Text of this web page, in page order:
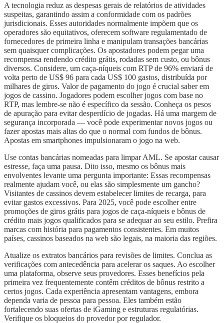
A tecnologia reduz as despesas gerais de relatórios de atividades
suspeitas, garantindo assim a conformidade com os padrões
jurisdicionais. Esses autoridades normalmente impõem que os
operadores são equitativos, oferecem software regulamentado de
fornecedores de primeira linha e manipulam transações bancárias
sem quaisquer complicações. Os apostadores podem pegar uma
recompensa rendendo crédito grátis, rodadas sem custo, ou bônus
diversos. Considere, um caça-níqueis com RTP de 96% enviará de
volta perto de US$ 96 para cada US$ 100 gastos, distribuída por
milhares de giros. Valor de pagamento do jogo é crucial saber em
jogos de cassino. Jogadores podem escolher jogos com base no
RTP, mas lembre-se não é específico da sessão. Conheça os pesos
de apuração para evitar desperdício de jogadas. Há uma margem de
segurança incorporada — você pode experimentar novos jogos ou
fazer apostas mais altas do que o normal com fundos de bônus.
Apostas em smartphones impulsionaram o jogo na web.
Use contas bancárias nomeadas para limpar AML. Se apostar causar
estresse, faça uma pausa. Dito isso, mesmo os bônus mais
envolventes levante uma pergunta importante: Essas recompensas
realmente ajudam você, ou elas são simplesmente um gancho?
Visitantes de cassinos devem estabelecer limites de recarga, para
evitar gastos excessivos. Para 2025, você pode escolher entre
promoções de giros grátis para jogos de caça-níqueis e bônus de
crédito mais jogos qualificados para se adequar ao seu estilo. Prefira
marcas com história para pagamentos consistentes. Em muitos
países, cassinos baseados na web são legais, na maioria das regiões.
Atualize os extratos bancários para revisões de limites. Conclua as
verificações com antecedência para acelerar os saques. Ao escolher
uma plataforma, observe seus provedores. Esses benefícios pela
primeira vez frequentemente contêm créditos de bônus restrito a
certos jogos. Cada experiência apresentam vantagens, embora
dependa varia de pessoa para pessoa. Eles também estão
fortalecendo suas ofertas de iGaming e estruturas regulatórias.
Verifique os bloqueios do provedor por regulador.